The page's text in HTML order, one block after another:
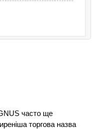
часто ще
торгова назва